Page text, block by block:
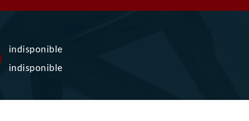
indisponible
indisponible